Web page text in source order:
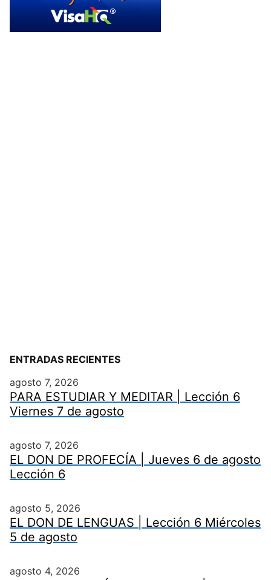
ENTRADAS RECIENTES
agosto 7, 2026
PARA ESTUDIAR Y MEDITAR | Lección 6
Viernes 7 de agosto
agosto 7, 2026
EL DON DE PROFECÍA | Jueves 6 de agosto
Lección 6
agosto 5, 2026
EL DON DE LENGUAS | Lección 6 Miércoles
5 de agosto
agosto 4, 2026